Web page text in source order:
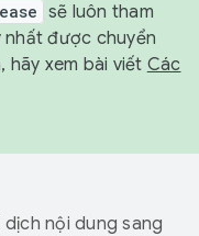
sẽ luôn tham
nhất được chuyển
hãy xem bài viết Các
nội dung sang